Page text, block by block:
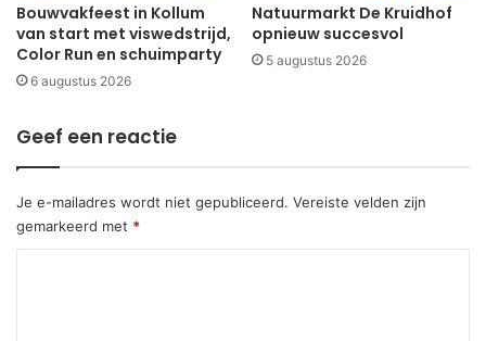
Bouwvakfeest in Kollum
van start met viswedstrijd,
Color Run en schuimparty
6 augustus 2026
Natuurmarkt De Kruidhof
opnieuw succesvol
5 augustus 2026
Geef een reactie
Je e-mailadres wordt niet gepubliceerd. Vereiste velden zijn
gemarkeerd met *